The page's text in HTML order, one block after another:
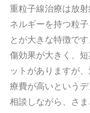
重粒子線治療は放
ネルギーを持つ粒
とが大きな特徴で
傷効果が大きく、
ットがありますが
療費が高いという
相談しながら、さ